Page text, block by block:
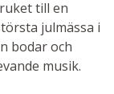
till en
julmässa i
bodar och
musik.